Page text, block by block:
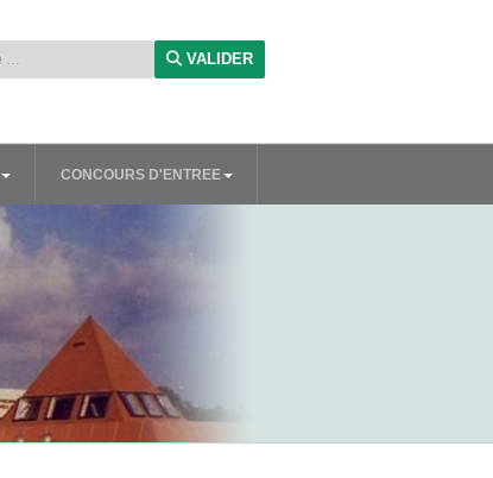
VALIDER
CONCOURS D'ENTREE